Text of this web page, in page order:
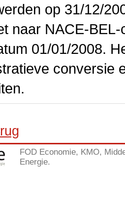
op 31/12/
naar NACE-
01/01/2008.
conversie
FOD Economie, KMO,
Energie.